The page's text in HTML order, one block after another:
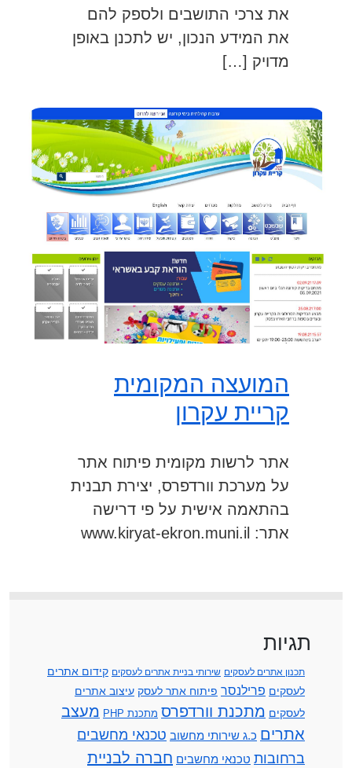
את צרכי התושבים ולספק להם
את המידע הנכון, יש לתכנן באופן
מדויק […]
המועצה המקומית
קריית עקרון
אתר לרשות מקומית פיתוח אתר
על מערכת וורדפרס, יצירת תבנית
בהתאמה אישית על פי דרישה
אתר: www.kiryat-ekron.muni.il
תגיות
תכנון אתרים לעסקים שירותי בניית אתרים לעסקים קידום אתרים
לעסקים פרילנסר פיתוח אתר לעסק עיצוב אתרים
לעסקים מתכנת וורדפרס מתכנת PHP
מעצב
אתרים כ.ג שירותי מחשוב טכנאי מחשבים
ברחובות טכנאי מחשבים חברה לבניית